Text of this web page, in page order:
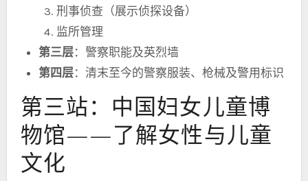
刑事侦查（展示侦探设备）
监所管理
第三层：警察职能及英烈墙
第四层：清末至今的警察服装、枪械及警用标识
第三站：中国妇女儿童博
物馆——了解女性与儿童
文化